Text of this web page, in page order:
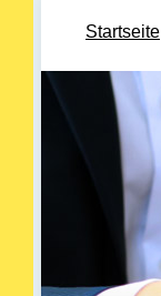
Startseite